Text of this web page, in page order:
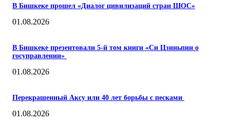
В Бишкеке прошел «Диалог цивилизаций стран ШОС»
01.08.2026
В Бишкеке презентовали 5-й том книги «Си Цзиньпин о
госуправлении»
01.08.2026
Перекрашенный Аксу или 40 лет борьбы с песками
01.08.2026